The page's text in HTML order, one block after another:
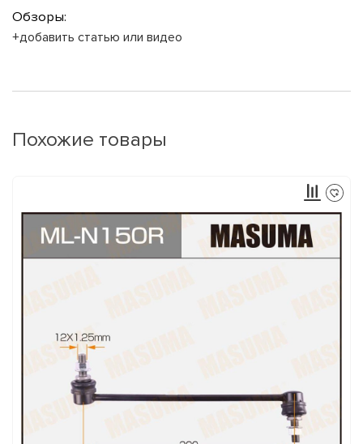
Обзоры:
+добавить статью или видео
Похожие товары